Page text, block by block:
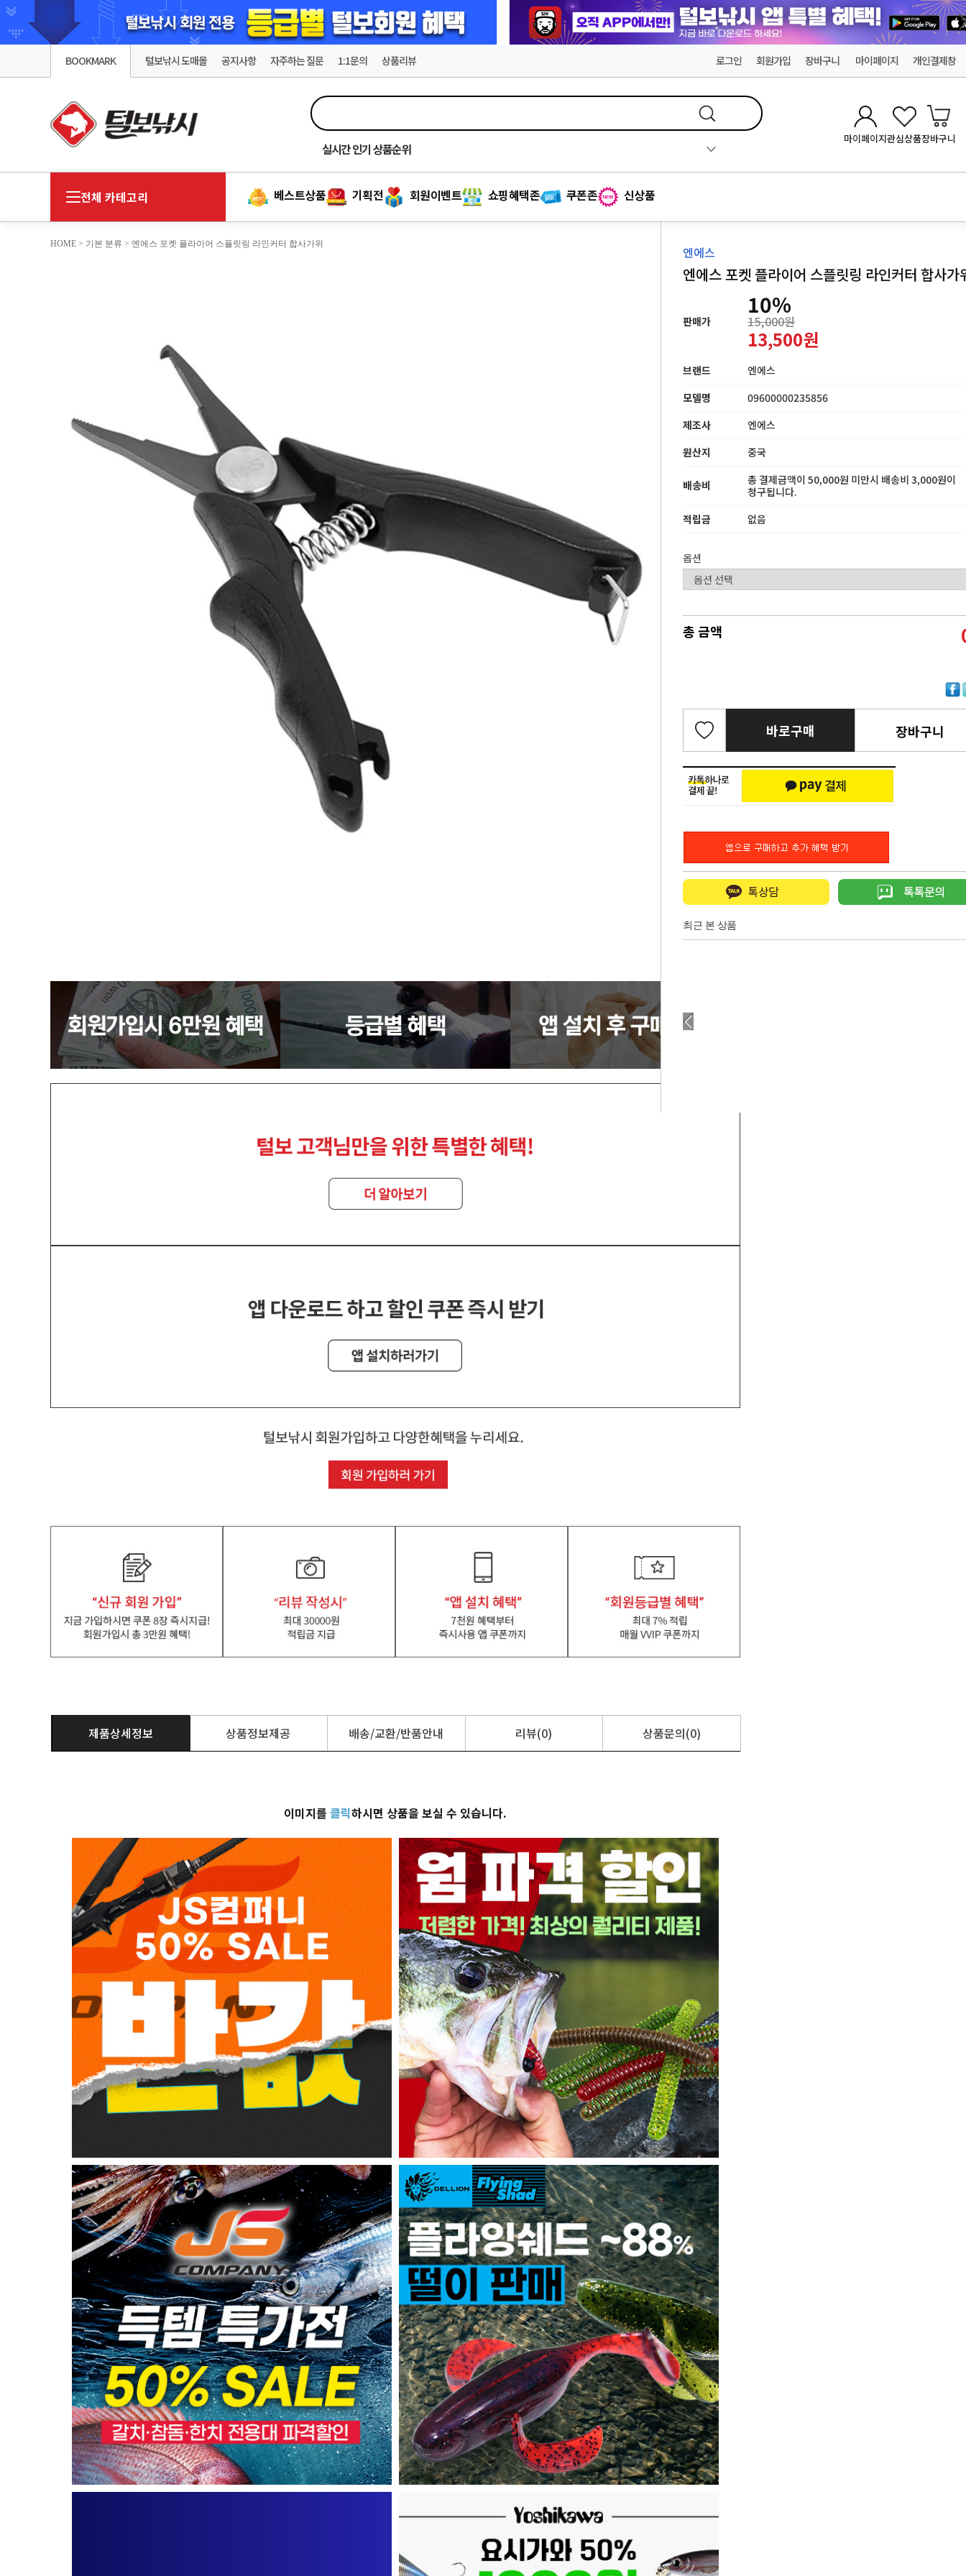
BOOKMARK 털보낚시 도매몰 공지사항 자주하는 질문 1:1문의 상품리뷰 로그인 회원가입 장바구니 마이페이지 개인결제창
실시간인기 상품순위
마이페이지관심상품장바구니
전체 카테고리 베스트상품 기획전 회원이벤트 쇼핑혜택존 쿠폰존 신상품
HOME > 기본 분류 > 엔에스 포켓 플라이어 스플릿링 라인커터 합사가위 엔에스
엔에스 포켓 플라이어 스플릿링 라인커터 합사가
판매가
10%
15,000원
13,500원
브랜드
엔에스
모델명
09600000235856
제조사
엔에스
원산지
중국
배송비
총 결제금액이 50,000원 미만시 배송비 3,000원이
청구됩니다.
적립금
없음
옵션
총 금액
바로구매 장바구니
최근 본 상품
제품상세정보 상품정보제공 배송/교환/반품안내 리뷰(0) 상품문의(0)
이미지를 클릭하시면 상품을 보실 수 있습니다.